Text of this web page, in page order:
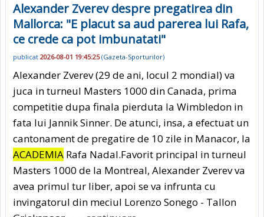
Alexander Zverev despre pregatirea din
Mallorca: "E placut sa aud parerea lui Rafa,
ce crede ca pot imbunatati"
publicat 2026-08-01 19:45:25(Gazeta-Sporturilor)
Alexander Zverev (29 de ani, locul 2 mondial) va
juca in turneul Masters 1000 din Canada, prima
competitie dupa finala pierduta la Wimbledon in
fata lui Jannik Sinner. De atunci, insa, a efectuat un
cantonament de pregatire de 10 zile in Manacor, la
ACADEMIA Rafa Nadal.Favorit principal in turneul
Masters 1000 de la Montreal, Alexander Zverev va
avea primul tur liber, apoi se va infrunta cu
invingatorul din meciul Lorenzo Sonego - Tallon